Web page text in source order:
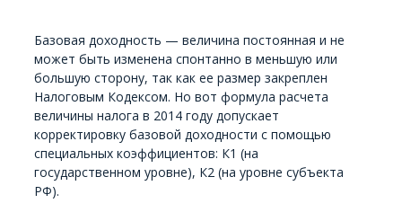
Базовая доходность — величина постоянная и не
может быть изменена спонтанно в меньшую или
большую сторону, так как ее размер закреплен
Налоговым Кодексом. Но вот формула расчета
величины налога в 2014 году допускает
корректировку базовой доходности с помощью
специальных коэффициентов: К1 (на
государственном уровне), К2 (на уровне субъекта
РФ).